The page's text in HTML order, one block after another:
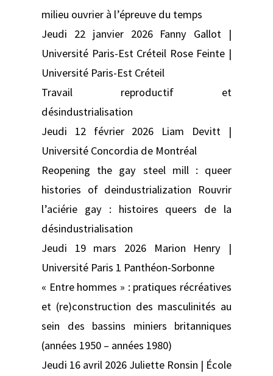
milieu ouvrier à l’épreuve du temps
Jeudi 22 janvier 2026 Fanny Gallot |
Université Paris-Est Créteil Rose Feinte |
Université Paris-Est Créteil
Travail reproductif et
désindustrialisation
Jeudi 12 février 2026 Liam Devitt |
Université Concordia de Montréal
Reopening the gay steel mill : queer
histories of deindustrialization Rouvrir
l’aciérie gay : histoires queers de la
désindustrialisation
Jeudi 19 mars 2026 Marion Henry |
Université Paris 1 Panthéon-Sorbonne
« Entre hommes » : pratiques récréatives
et (re)construction des masculinités au
sein des bassins miniers britanniques
(années 1950 – années 1980)
Jeudi 16 avril 2026 Juliette Ronsin | École